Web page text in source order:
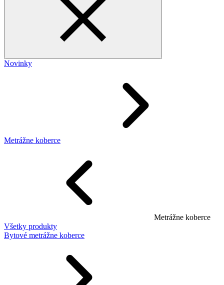
Novinky
Metrážne koberce
Metrážne koberce
Všetky produkty
Bytové metrážne koberce